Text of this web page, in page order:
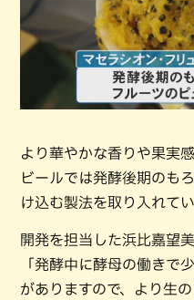
より華やかな香りや果実
ビールでは発酵後期のも
け込む製法を取り入れてい
開発を担当した浜比嘉望
「発酵中に酵母の働きで
がありますので、より生